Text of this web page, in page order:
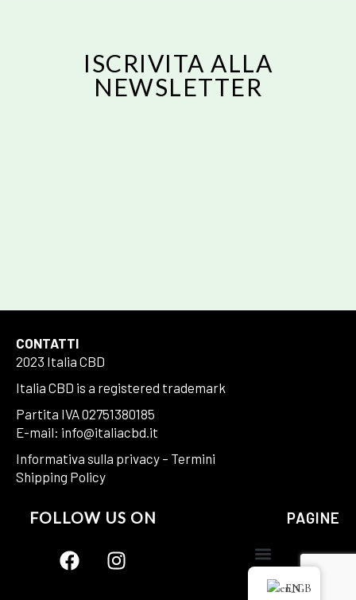
ISCRIVITA ALLA
NEWSLETTER
CONTATTI
2023 Italia CBD
Italia CBD is a registered trademark
Partita IVA 02751380185
E-mail: info@italiacbd.it
Informativa sulla privacy – Termini
Shipping Policy
FOLLOW US ON PAGINE
EN